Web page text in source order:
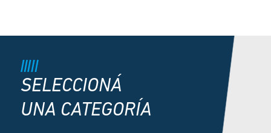
SELECCIONÁ
UNA CATEGORÍA